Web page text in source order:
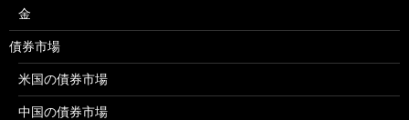
金
債券市場
米国の債券市場
中国の債券市場